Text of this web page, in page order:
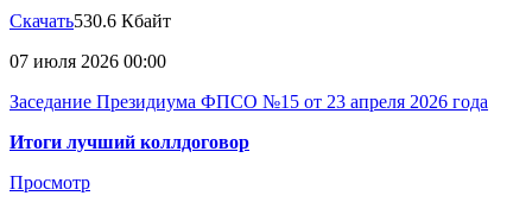
Скачать530.6 Кбайт
07 июля 2026 00:00
Заседание Президиума ФПСО №15 от 23 апреля 2026 года
Итоги лучший коллдоговор
Просмотр